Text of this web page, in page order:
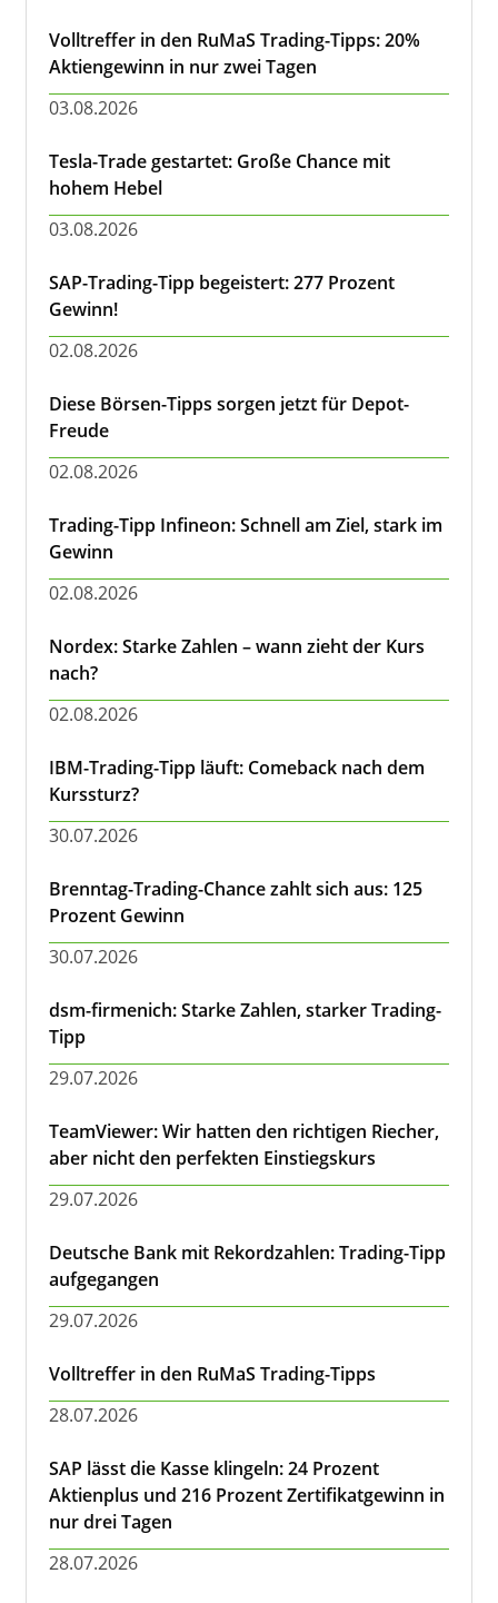
Volltreffer in den RuMaS Trading-Tipps: 20%
Aktiengewinn in nur zwei Tagen
03.08.2026
Tesla-Trade gestartet: Große Chance mit
hohem Hebel
03.08.2026
SAP-Trading-Tipp begeistert: 277 Prozent
Gewinn!
02.08.2026
Diese Börsen-Tipps sorgen jetzt für Depot-
Freude
02.08.2026
Trading-Tipp Infineon: Schnell am Ziel, stark im
Gewinn
02.08.2026
Nordex: Starke Zahlen – wann zieht der Kurs
nach?
02.08.2026
IBM-Trading-Tipp läuft: Comeback nach dem
Kurssturz?
30.07.2026
Brenntag-Trading-Chance zahlt sich aus: 125
Prozent Gewinn
30.07.2026
dsm-firmenich: Starke Zahlen, starker Trading-
Tipp
29.07.2026
TeamViewer: Wir hatten den richtigen Riecher,
aber nicht den perfekten Einstiegskurs
29.07.2026
Deutsche Bank mit Rekordzahlen: Trading-Tipp
aufgegangen
29.07.2026
Volltreffer in den RuMaS Trading-Tipps
28.07.2026
SAP lässt die Kasse klingeln: 24 Prozent
Aktienplus und 216 Prozent Zertifikatgewinn in
nur drei Tagen
28.07.2026